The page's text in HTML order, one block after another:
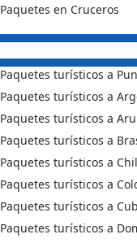
Paquetes en Cruceros
Paquetes turísticos a
Paquetes turísticos a
Paquetes turísticos a
Paquetes turísticos a
Paquetes turísticos a
Paquetes turísticos a
Paquetes turísticos a
Paquetes turísticos a